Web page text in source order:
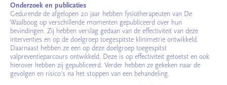
Onderzoek en publicaties
Gedurende de afgelopen 20 jaar hebben fysiotherapeuten van De
Waalboog op verschillende momenten gepubliceerd over hun
bevindingen. Zij hebben verslag gedaan van de effectiviteit van deze
interventies en op de doelgroep toegespitste klinimetrie ontwikkeld.
Daarnaast hebben ze een op deze doelgroep toegespitst
valpreventieparcours ontwikkeld. Deze is op effectiviteit getoetst en ook
hierover hebben zij gepubliceerd. Verder hebben ze gekeken naar de
gevolgen en risico’s na het stoppen van een behandeling.